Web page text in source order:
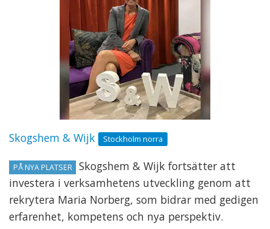
Skogshem & Wijk Stockholm norra
PÅ NYA PLATSER
Skogshem & Wijk fortsätter att
investera i verksamhetens utveckling genom att
rekrytera Maria Norberg, som bidrar med gedigen
erfarenhet, kompetens och nya perspektiv.